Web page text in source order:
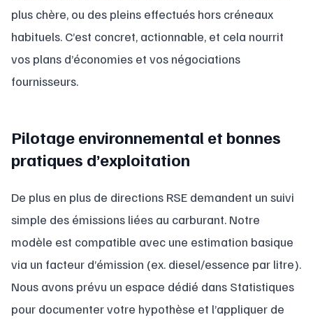
plus chère, ou des pleins effectués hors créneaux
habituels. C’est concret, actionnable, et cela nourrit
vos plans d’économies et vos négociations
fournisseurs.
Pilotage environnemental et bonnes
pratiques d’exploitation
De plus en plus de directions RSE demandent un suivi
simple des émissions liées au carburant. Notre
modèle est compatible avec une estimation basique
via un facteur d’émission (ex. diesel/essence par litre).
Nous avons prévu un espace dédié dans Statistiques
pour documenter votre hypothèse et l’appliquer de